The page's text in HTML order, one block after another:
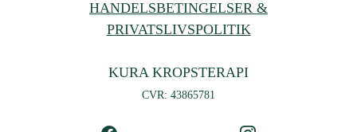
KURA KROPSTERAPI
CVR: 43865781
HANDELSBETINGELSER &
PRIVATSLIVSPOLITIK